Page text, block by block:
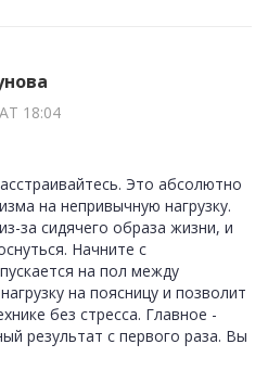
18:04
Это абсолютно
на непривычную нагрузку.
за сидячего образа жизни, и
Начните с
на пол между
на поясницу и позволит
без стресса. Главное -
результат с первого раза. Вы